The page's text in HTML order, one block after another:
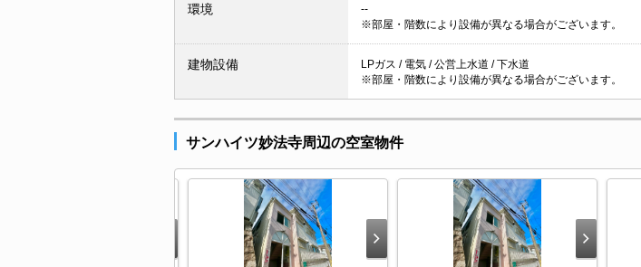
環境
--
※部屋・階数により設備が異なる場合がございます。
建物設備
LPガス / 電気 / 公営上水道 / 下水道
※部屋・階数により設備が異なる場合がございます。
サンハイツ妙法寺周辺の空室物件